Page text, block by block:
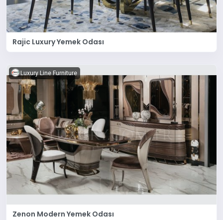
Rajic Luxury Yemek Odası
Luxury Line Furniture
Zenon Modern Yemek Odası